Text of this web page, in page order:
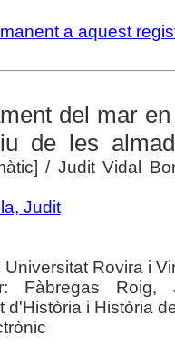
a aquest
del mar
de les
/ Judit Vidal
Judit
Universitat Rovira i
Fàbregas Roig,
d'Història i Història